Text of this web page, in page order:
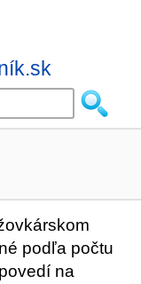
podľa počtu
na